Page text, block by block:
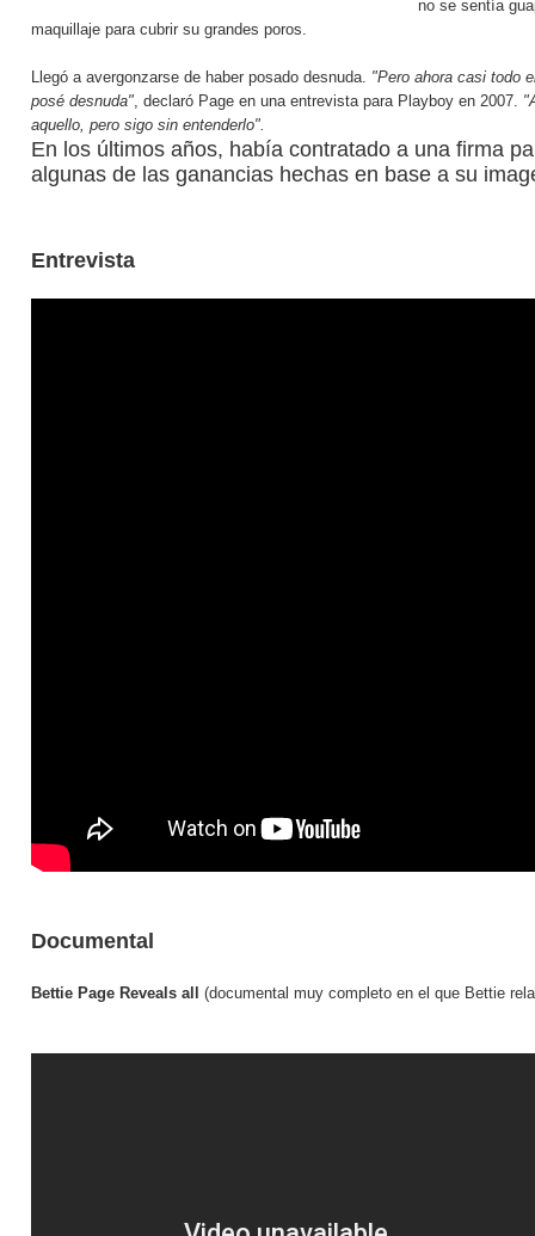
no se sentía
maquillaje para cubrir su grandes poros.
Llegó a avergonzarse de haber posado desnuda. "Pero ahora casi todo
posé desnuda", declaró Page en una entrevista para Playboy en 2007.
aquello, pero sigo sin entenderlo".
En los últimos años, había contratado a una firma
algunas de las ganancias hechas en base a su
Entrevista
Documental
Bettie Page Reveals all (documental muy completo en el que Bettie